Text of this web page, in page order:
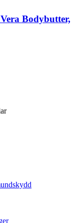
Bodybutter,